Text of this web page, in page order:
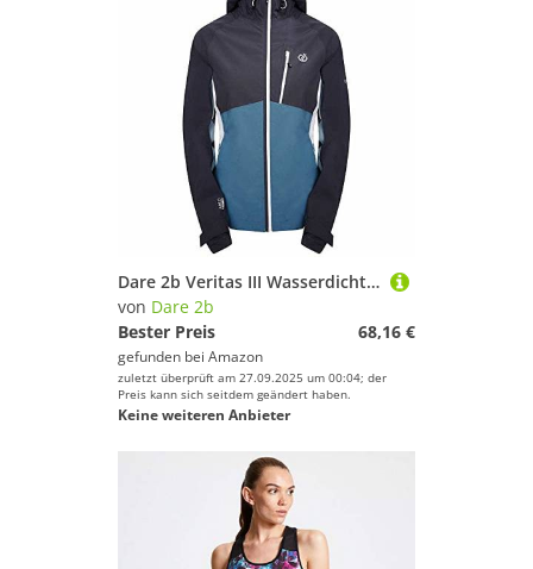
Dare 2b Veritas III Wasserdichte und atmungsaktive technische Stretch-Shell-Jacke mit Kapuze, Dragnfly/Ebo, M
von Dare 2b
Bester Preis
68,16 €
gefunden bei Amazon
zuletzt überprüft am 27.09.2025 um 00:04; der
Preis kann sich seitdem geändert haben.
Keine weiteren Anbieter